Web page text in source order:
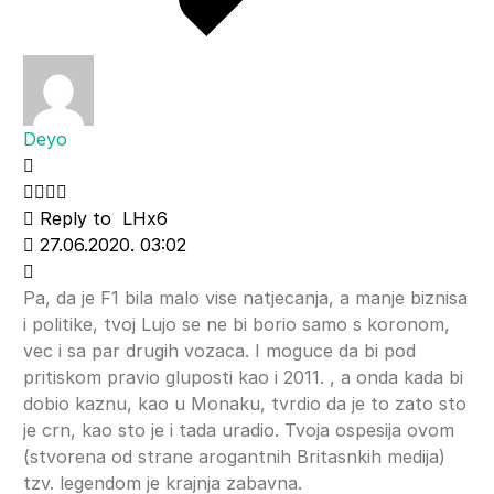
Deyo
Reply to LHx6
27.06.2020. 03:02
Pa, da je F1 bila malo vise natjecanja, a manje biznisa
i politike, tvoj Lujo se ne bi borio samo s koronom,
vec i sa par drugih vozaca. I moguce da bi pod
pritiskom pravio gluposti kao i 2011. , a onda kada bi
dobio kaznu, kao u Monaku, tvrdio da je to zato sto
je crn, kao sto je i tada uradio. Tvoja ospesija ovom
(stvorena od strane arogantnih Britasnkih medija)
tzv. legendom je krajnja zabavna.